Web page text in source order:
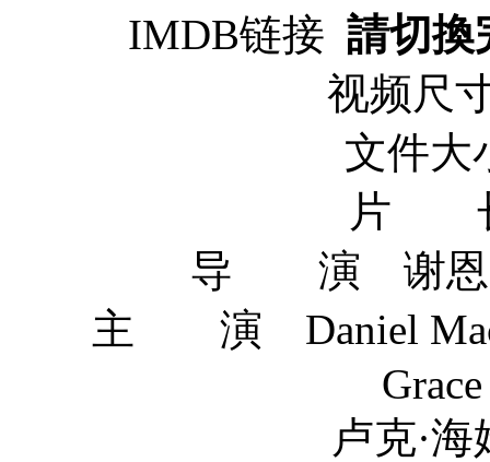
IMDB链接 請切換
视频尺
文件
片
导 演 谢恩·
主 演 Daniel
Grace
卢克·海姆斯